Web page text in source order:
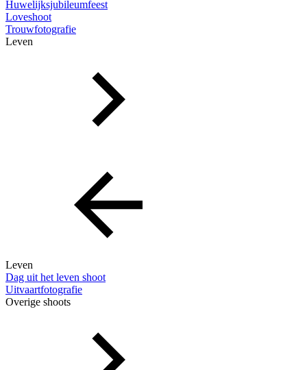
Huwelijksjubileumfeest
Loveshoot
Trouwfotografie
Leven
Leven
Dag uit het leven shoot
Uitvaartfotografie
Overige shoots